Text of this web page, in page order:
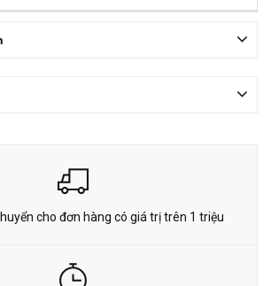
cho đơn hàng có giá trị trên 1 triệu